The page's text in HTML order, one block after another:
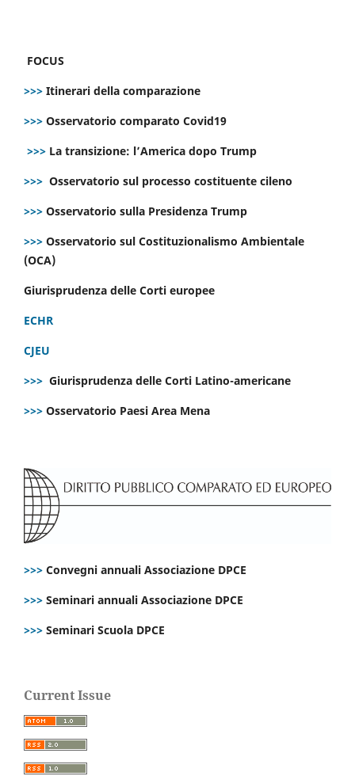
FOCUS
>>> Itinerari della comparazione
>>> Osservatorio comparato Covid19
>>> La transizione: l’America dopo Trump
>>> Osservatorio sul processo costituente cileno
>>> Osservatorio sulla Presidenza Trump
>>> Osservatorio sul Costituzionalismo Ambientale
(OCA)
Giurisprudenza delle Corti europee
ECHR
CJEU
>>> Giurisprudenza delle Corti Latino-americane
>>> Osservatorio Paesi Area Mena
>>> Convegni annuali Associazione DPCE
>>> Seminari annuali Associazione DPCE
>>> Seminari Scuola DPCE
Current Issue